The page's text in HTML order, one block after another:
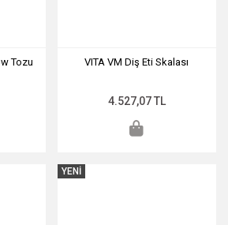
Tozu VITA VM Diş Eti Skalası
4.527,07 TL
YENİ